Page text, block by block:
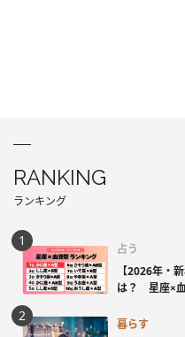
RANKING
ランキング
占う
【2026年・
は？ 星座×
暮らす